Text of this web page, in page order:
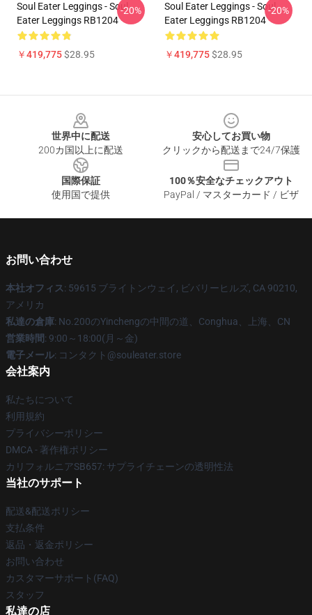
Soul Eater Leggings - Soul
Eater Leggings RB1204
￥419,775$28.95
-20%
Soul Eater Leggings - Soul
Eater Leggings RB1204
￥419,775$28.95
-20%
世界中に配送
200カ国以上に配送
安心してお買い物
クリックから配送まで24/7保護
国際保証
使用国で提供
100％安全なチェックアウト
PayPal / マスターカード / ビザ
お問い合わせ
本社オフィス: 59615 ブライトンウェイ, ビバリーヒルズ, CA 90210,
アメリカ
私達の倉庫: No.200のYinchengの中間の道、Conghua、上海、CN
営業時間: 9:00～18:00(月～金)
電子メール: コンタクト@souleater.store
会社案内
私たちについて
利用規約
プライバシーポリシー
DMCA - 著作権ポリシー
カリフォルニアSB657: サプライチェーンの透明性法
当社のサポート
配送&配送ポリシー
支払条件
返品・返金ポリシー
お問い合わせ
カスタマーサポート(FAQ)
スタッフ
私達の店